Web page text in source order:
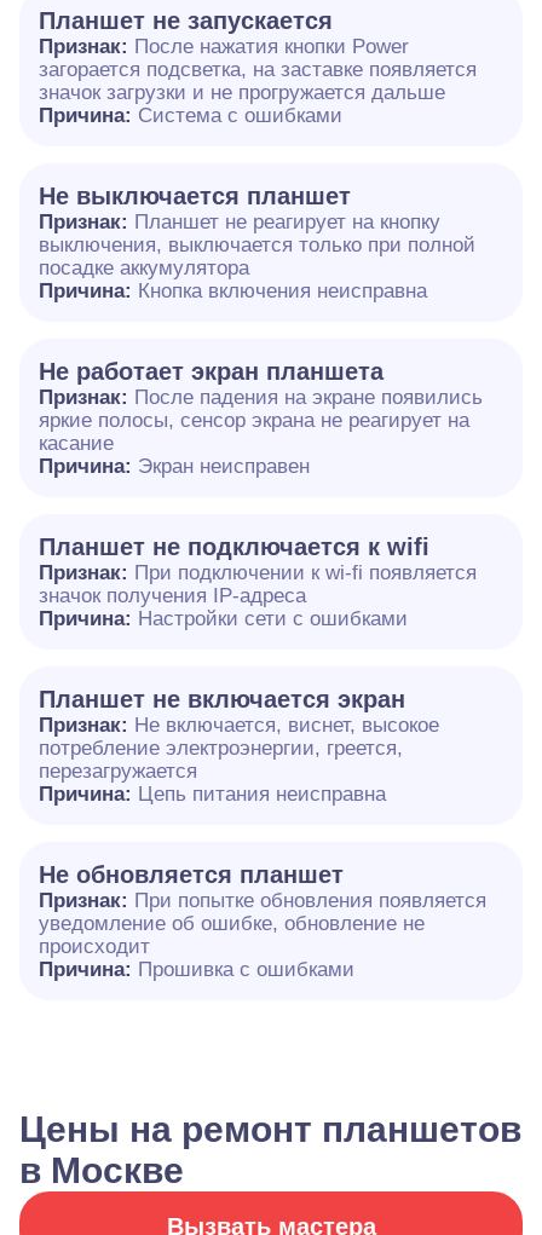
Планшет не запускается
Признак: После нажатия кнопки Power
загорается подсветка, на заставке появляется
значок загрузки и не прогружается дальше
Причина: Система с ошибками
Не выключается планшет
Признак: Планшет не реагирует на кнопку
выключения, выключается только при полной
посадке аккумулятора
Причина: Кнопка включения неисправна
Не работает экран планшета
Признак: После падения на экране появились
яркие полосы, сенсор экрана не реагирует на
касание
Причина: Экран неисправен
Планшет не подключается к wifi
Признак: При подключении к wi-fi появляется
значок получения IP-адреса
Причина: Настройки сети с ошибками
Планшет не включается экран
Признак: Не включается, виснет, высокое
потребление электроэнергии, греется,
перезагружается
Причина: Цепь питания неисправна
Не обновляется планшет
Признак: При попытке обновления появляется
уведомление об ошибке, обновление не
происходит
Причина: Прошивка с ошибками
Цены на ремонт планшетов
в Москве
Вызвать мастера